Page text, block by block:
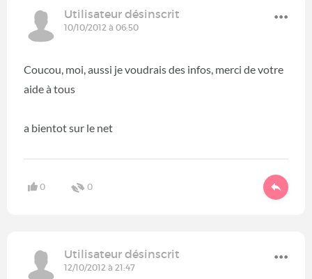
Utilisateur désinscrit
10/10/2012 à 06:50
Coucou, moi, aussi je voudrais des infos, merci de votre
aide à tous
a bientot sur le net
0 0
Utilisateur désinscrit
12/10/2012 à 21:47